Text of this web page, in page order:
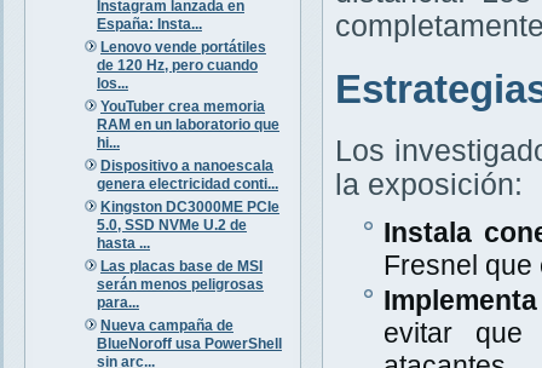
Instagram lanzada en
España: Insta...
Lenovo vende portátiles
de 120 Hz, pero cuando
los...
YouTuber crea memoria
RAM en un laboratorio que
hi...
Dispositivo a nanoescala
genera electricidad conti...
Kingston DC3000ME PCIe
5.0, SSD NVMe U.2 de
hasta ...
Las placas base de MSI
serán menos peligrosas
para...
Nueva campaña de
BlueNoroff usa PowerShell
sin arc...
Los
la exposición:
Instala
Fresnel que
evitar que